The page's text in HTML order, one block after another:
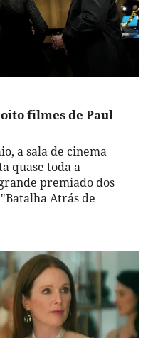
filmes de Paul
a sala de cinema
quase toda a
premiado dos
Atrás de